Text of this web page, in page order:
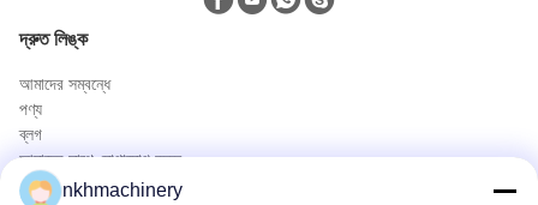
দ্রুত লিঙ্ক
আমাদের সম্বন্ধে
পণ্য
ব্লগ
আমাদের সাথে যোগাযোগ করুন
পণ্য nkhmachinery